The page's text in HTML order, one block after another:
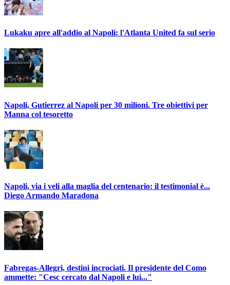
Lukaku apre all'addio al Napoli: l'Atlanta United fa sul serio
Napoli, Gutierrez al Napoli per 30 milioni. Tre obiettivi per
Manna col tesoretto
Napoli, via i veli alla maglia del centenario: il testimonial è...
Diego Armando Maradona
Fabregas-Allegri, destini incrociati. Il presidente del Como
ammette: "Cesc cercato dal Napoli e lui..."